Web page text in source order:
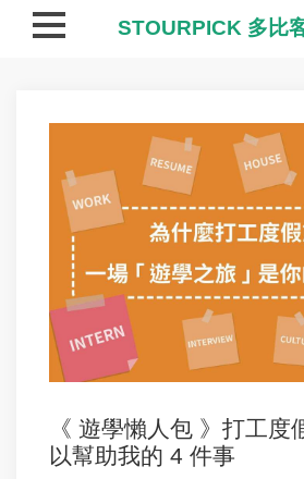
《 遊學懶人包 》打工度
以幫助我的 4 件事
STOURPICK 多比